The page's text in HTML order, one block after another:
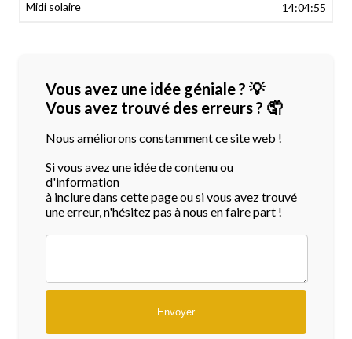
14:04:55
Vous avez une idée géniale ? 💡
Vous avez trouvé des erreurs ? 🤦
Nous améliorons constamment ce site web !
Si vous avez une idée de contenu ou
d'information
à inclure dans cette page ou si vous avez trouvé
une erreur, n'hésitez pas à nous en faire part !